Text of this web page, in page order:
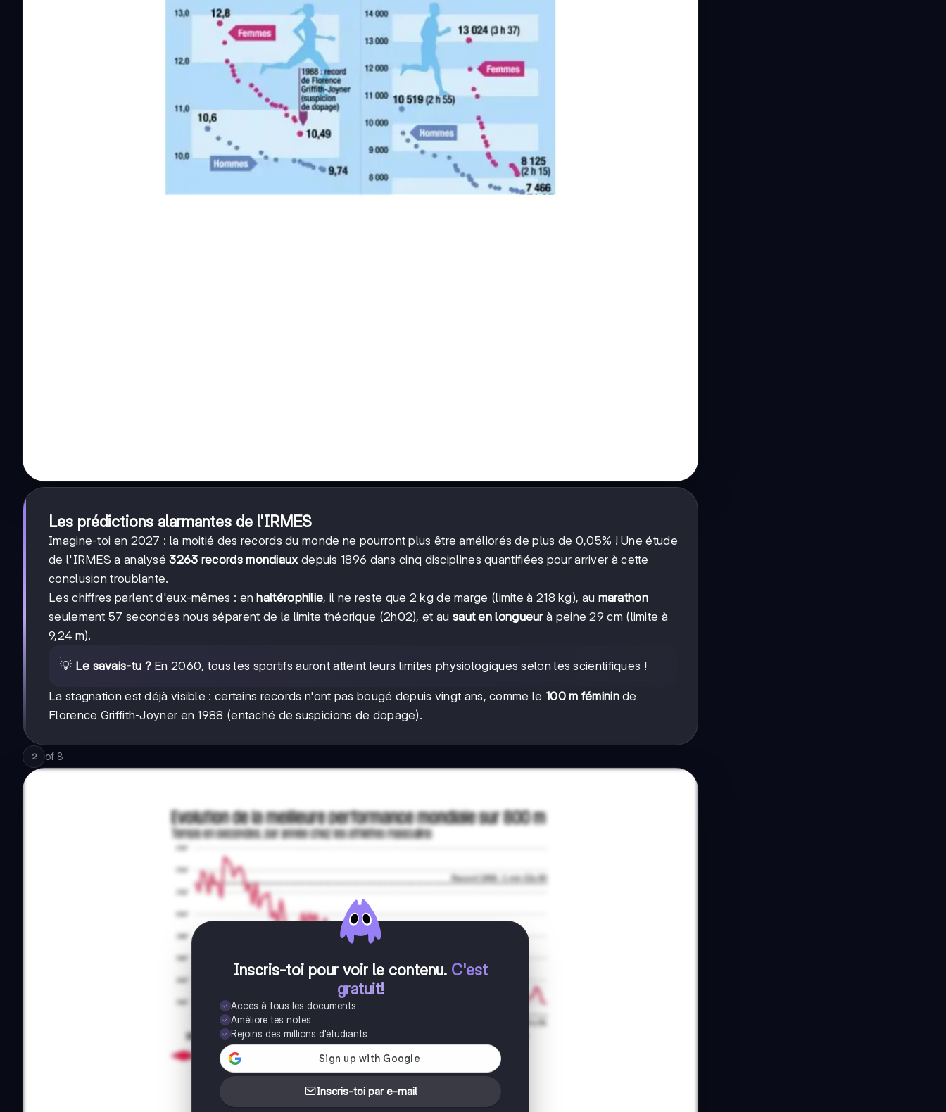
Les prédictions alarmantes de l'IRMES
Imagine-toi en 2027 : la moitié des records du monde ne pourront plus être améliorés de plus de 0,05% ! Une étude
de l'IRMES a analysé3263 records mondiauxdepuis 1896 dans cinq disciplines quantifiées pour arriver à cette
conclusion troublante.
Les chiffres parlent d'eux-mêmes : en haltérophilie, il ne reste que 2 kg de marge (limite à 218 kg), au marathon
seulement 57 secondes nous séparent de la limite théorique (2h02), et au saut en longueurà peine 29 cm (limite à
9,24 m).
💡 Le savais-tu ?En 2060, tous les sportifs auront atteint leurs limites physiologiques selon les scientifiques !
La stagnation est déjà visible : certains records n'ont pas bougé depuis vingt ans, comme le 100 m fémininde
Florence Griffith-Joyner en 1988 (entaché de suspicions de dopage).
2 of 8
Inscris-toi pour voir le contenu. C'est
gratuit!
Accès à tous les documents
Améliore tes notes
Rejoins des millions d'étudiants
Inscris-toi par e-mail